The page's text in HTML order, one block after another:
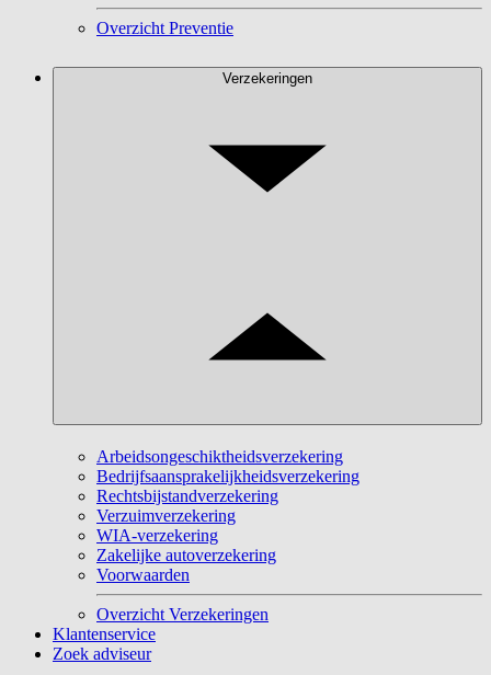
Overzicht Preventie
Verzekeringen
Arbeidsongeschiktheidsverzekering
Bedrijfsaansprakelijkheidsverzekering
Rechtsbijstandverzekering
Verzuimverzekering
WIA-verzekering
Zakelijke autoverzekering
Voorwaarden
Overzicht Verzekeringen
Klantenservice
Zoek adviseur